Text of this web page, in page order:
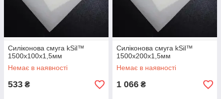
Силіконова смуга kSil™
1500х100х1,5мм
Немає в наявності
533 ₴
Силіконова смуга kSil™
1500х200х1,5мм
Немає в наявності
1 066 ₴